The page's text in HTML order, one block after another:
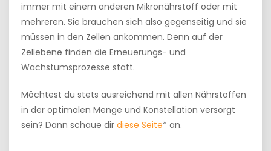
immer mit einem anderen Mikronährstoff oder mit
mehreren. Sie brauchen sich also gegenseitig und sie
müssen in den Zellen ankommen. Denn auf der
Zellebene finden die Erneuerungs- und
Wachstumsprozesse statt.
Möchtest du stets ausreichend mit allen Nährstoffen
in der optimalen Menge und Konstellation versorgt
sein? Dann schaue dir diese Seite* an.